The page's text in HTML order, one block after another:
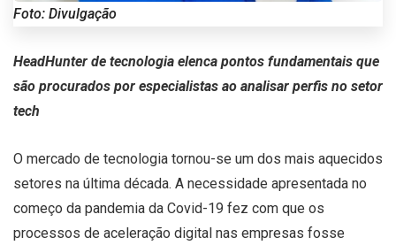
Foto: Divulgação
HeadHunter de tecnologia elenca pontos fundamentais que
são procurados por especialistas ao analisar perfis no setor
tech
O mercado de tecnologia tornou-se um dos mais aquecidos
setores na última década. A necessidade apresentada no
começo da pandemia da Covid-19 fez com que os
processos de aceleração digital nas empresas fosse